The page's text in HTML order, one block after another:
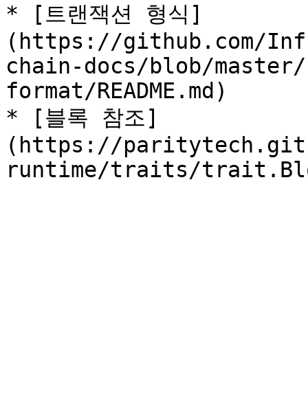
* [트랜잭션 형식]
(https://github.com/
chain-docs/blob/
format/README.md)
* [블록 참조]
(https://